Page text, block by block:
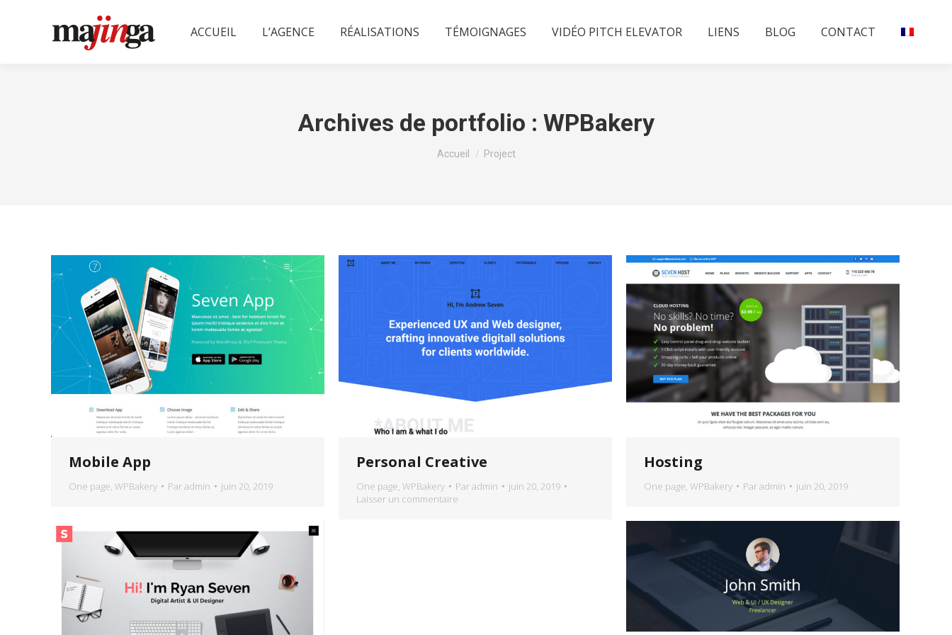
ACCUEIL L’AGENCE RÉALISATIONS TÉMOIGNAGES VIDÉO PITCH ELEVATOR LIENS BLOG CONTACT
Archives de portfolio : WPBakery
Vous êtes ici :
Accueil Project
Mobile App
One page, WPBakery Paradmin juin 20, 2019
Personal Creative
One page, WPBakery Paradmin
juin 20, 2019
Laisser un commentaire
Hosting
One page, WPBakery Paradmin juin 20, 2019